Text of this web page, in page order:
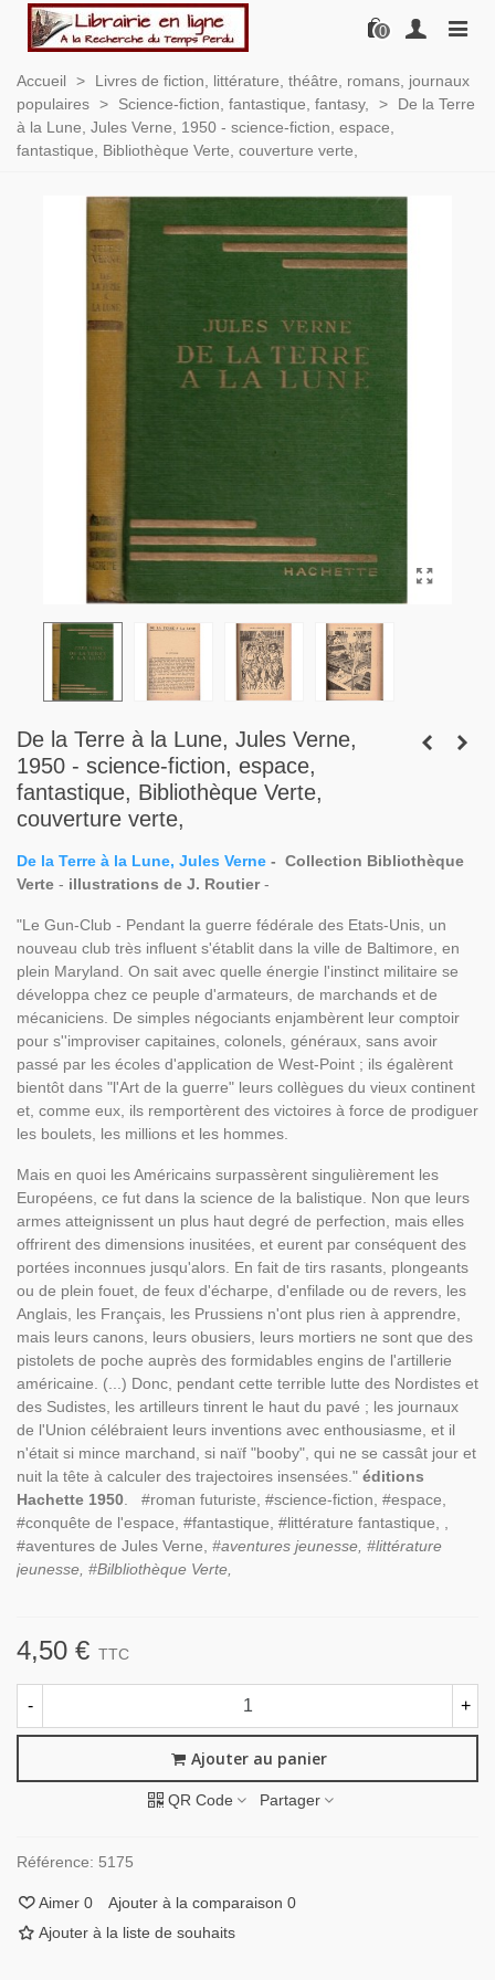
0
Accueil >
Livres de fiction, littérature, théâtre, romans, journaux
populaires > Science-fiction, fantastique, fantasy, >
De la Terre
à la Lune, Jules Verne, 1950 - science-fiction, espace,
fantastique, Bibliothèque Verte, couverture verte,
De la Terre à la Lune, Jules Verne,
1950 - science-fiction, espace,
fantastique, Bibliothèque Verte,
couverture verte,
De la Terre à la Lune, Jules Verne - Collection Bibliothèque
Verte - illustrations de J. Routier-
"Le Gun-Club - Pendant la guerre fédérale des Etats-Unis, un
nouveau club très influent s'établit dans la ville de Baltimore, en
plein Maryland. On sait avec quelle énergie l'instinct militaire se
développa chez ce peuple d'armateurs, de marchands et de
mécaniciens. De simples négociants enjambèrent leur comptoir
pour s''improviser capitaines, colonels, généraux, sans avoir
passé par les écoles d'application de West-Point ; ils égalèrent
bientôt dans "l'Art de la guerre" leurs collègues du vieux continent
et, comme eux, ils remportèrent des victoires à force de prodiguer
les boulets, les millions et les hommes.
Mais en quoi les Américains surpassèrent singulièrement les
Européens, ce fut dans la science de la balistique. Non que leurs
armes atteignissent un plus haut degré de perfection, mais elles
offrirent des dimensions inusitées, et eurent par conséquent des
portées inconnues jusqu'alors. En fait de tirs rasants, plongeants
ou de plein fouet, de feux d'écharpe, d'enfilade ou de revers, les
Anglais, les Français, les Prussiens n'ont plus rien à apprendre,
mais leurs canons, leurs obusiers, leurs mortiers ne sont que des
pistolets de poche auprès des formidables engins de l'artillerie
américaine. (...) Donc, pendant cette terrible lutte des Nordistes et
des Sudistes, les artilleurs tinrent le haut du pavé ; les journaux
de l'Union célébraient leurs inventions avec enthousiasme, et il
n'était si mince marchand, si naïf "booby", qui ne se cassât jour et
nuit la tête à calculer des trajectoires insensées." éditions
Hachette 1950 . #roman futuriste, #science-fiction, #espace,
#conquête de l'espace, #fantastique, #littérature fantastique, ,
#aventures de Jules Verne, #aventures jeunesse, #littérature
jeunesse, #Bilbliothèque Verte,
4,50 € TTC
- +
Ajouter au panier
QR Code Partager
Référence: 5175
Aimer 0 Ajouter à la comparaison 0
Ajouter à la liste de souhaits